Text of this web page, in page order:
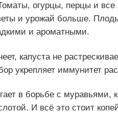
огурцы, перцы и
и урожай больше.
и ароматными.
капуста не
укрепляет иммунитет
в борьбе с муравьями,
И всё это стоит